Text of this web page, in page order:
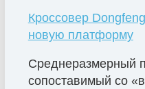
Кроссовер
новую платформу
Среднеразмерный
сопоставимый со